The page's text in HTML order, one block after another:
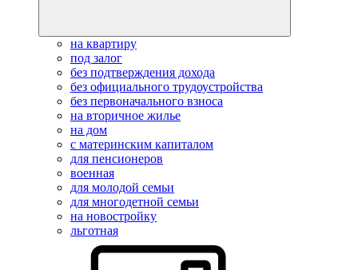
на квартиру
под залог
без подтверждения дохода
без официального трудоустройства
без первоначального взноса
на вторичное жилье
на дом
с материнским капиталом
для пенсионеров
военная
для молодой семьи
для многодетной семьи
на новостройку
льготная